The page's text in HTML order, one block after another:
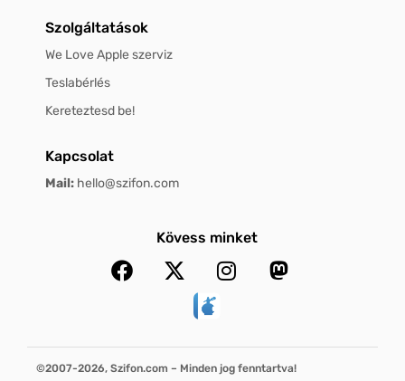
Szolgáltatások
We Love Apple szerviz
Teslabérlés
Kereteztesd be!
Kapcsolat
Mail: hello@szifon.com
Kövess minket
©2007-2026, Szifon.com – Minden jog fenntartva!